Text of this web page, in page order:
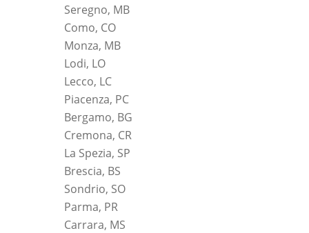
Seregno, MB
Como, CO
Monza, MB
Lodi, LO
Lecco, LC
Piacenza, PC
Bergamo, BG
Cremona, CR
La Spezia, SP
Brescia, BS
Sondrio, SO
Parma, PR
Carrara, MS